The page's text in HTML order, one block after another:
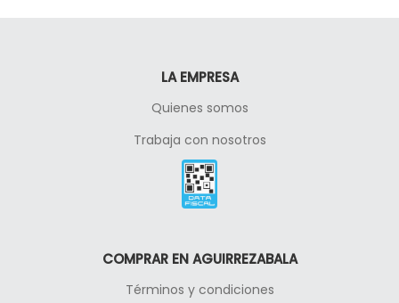
LA EMPRESA
Quienes somos
Trabaja con nosotros
COMPRAR EN AGUIRREZABALA
Términos y condiciones